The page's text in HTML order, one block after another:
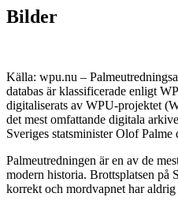
Bilder
Källa: wpu.nu –
databas är klassificerade enligt
digitaliserats av WPU-projektet
det mest omfattande digitala
Sveriges statsminister Olof
Palmeutredningen är en av de
modern historia. Brottsplatsen på
korrekt och mordvapnet har aldrig